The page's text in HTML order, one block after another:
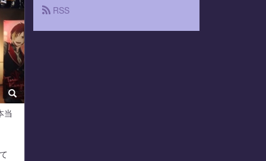
当
RSS